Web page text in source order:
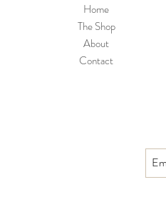
Home
The Shop
About
Contact